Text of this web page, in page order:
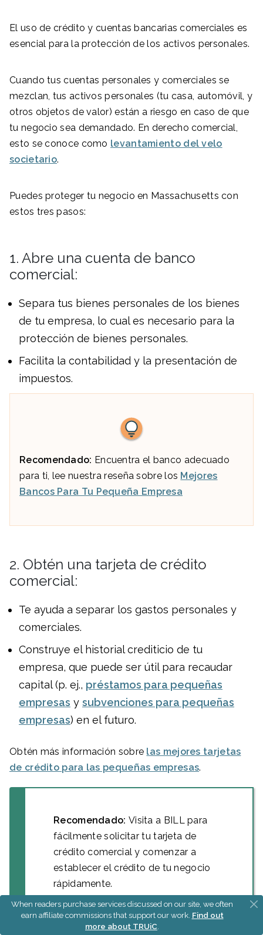
El uso de crédito y cuentas bancarias comerciales es
esencial para la protección de los activos personales.
Cuando tus cuentas personales y comerciales se
mezclan, tus activos personales (tu casa, automóvil, y
otros objetos de valor) están a riesgo en caso de que
tu negocio sea demandado. En derecho comercial,
esto se conoce como levantamiento del velo
societario.
Puedes proteger tu negocio en Massachusetts con
estos tres pasos:
1. Abre una cuenta de banco
comercial:
Separa tus bienes personales de los bienes
de tu empresa, lo cual es necesario para la
protección de bienes personales.
Facilita la contabilidad y la presentación de
impuestos.
Recomendado: Encuentra el banco adecuado
para ti, lee nuestra reseña sobre los Mejores
Bancos Para Tu Pequeña Empresa
2. Obtén una tarjeta de crédito
comercial:
Te ayuda a separar los gastos personales y
comerciales.
Construye el historial crediticio de tu
empresa, que puede ser útil para recaudar
capital (p. ej., préstamos para pequeñas
empresas y subvenciones para pequeñas
empresas) en el futuro.
Obtén más información sobre las mejores tarjetas
de crédito para las pequeñas empresas.
Recomendado: Visita a BILL para
fácilmente solicitar tu tarjeta de
crédito comercial y comenzar a
establecer el crédito de tu negocio
rápidamente.
SOLICITA CON
BILL
When readers purchase services discussed on our site, we often
earn affiliate commissions that support our work. Find out
more about TRUiC